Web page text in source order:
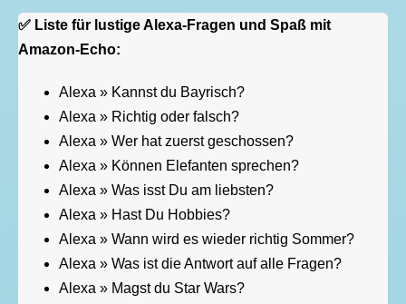
✅ Liste für lustige Alexa-Fragen und Spaß mit
Amazon-Echo:
Alexa » Kannst du Bayrisch?
Alexa » Richtig oder falsch?
Alexa » Wer hat zuerst geschossen?
Alexa » Können Elefanten sprechen?
Alexa » Was isst Du am liebsten?
Alexa » Hast Du Hobbies?
Alexa » Wann wird es wieder richtig Sommer?
Alexa » Was ist die Antwort auf alle Fragen?
Alexa » Magst du Star Wars?